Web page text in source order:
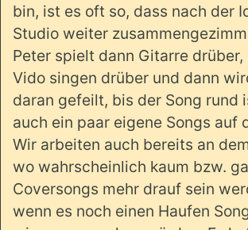
bin, ist es oft so, dass nach der
Studio weiter
Peter spielt dann Gitarre drüber,
Vido singen drüber und dann
daran gefeilt, bis der Song rund
auch ein paar eigene Songs auf
Wir arbeiten auch bereits an
wo wahrscheinlich kaum bzw.
Coversongs mehr drauf sein
wenn es noch einen Haufen